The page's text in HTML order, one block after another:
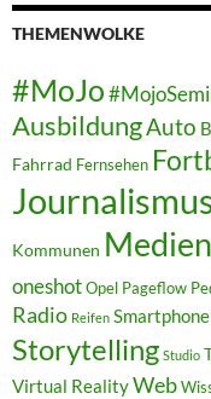
THEMENWOLKE
#MoJo
AusbildungAuto
Fahrrad Fernsehen
Kommunen Medien
oneshot Opel Pageflow
Radio Reifen Smartphone
Storytelling Studio
Virtual RealityWeb